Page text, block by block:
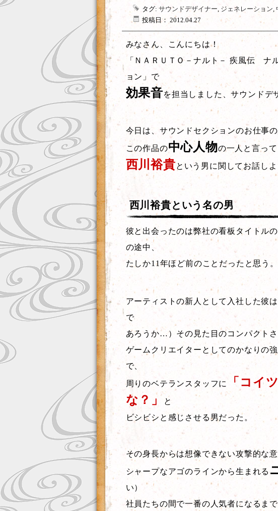
タグ: サウンドデザイナー, ジェネレーション,
投稿日： 2012.04.27
みなさん、こんにちは！
「ＮＡＲＵＴＯ－ナルト－ 疾風伝 ナ
ョン」で
効果音を担当しました、サウンドデ
今日は、サウンドセクションのお仕事の
この作品の中心人物の一人と言って
西川裕貴という男に関してお話しよ
西川裕貴という名の男
彼と出会ったのは弊社の看板タイトル
の途中、
たしか11年ほど前のことだったと思う。
アーティストの新人として入社した彼
で
あろうか…）その見た目のコンパクト
ゲームクリエイターとしてのかなりの
で、
周りのベテランスタッフに
「コイ
な？」 と
ビシビシと感じさせる男だった。
その身長からは想像できない攻撃的な意
シャープなアゴのラインから生まれる
い）
社員たちの間で一番の人気者になるま